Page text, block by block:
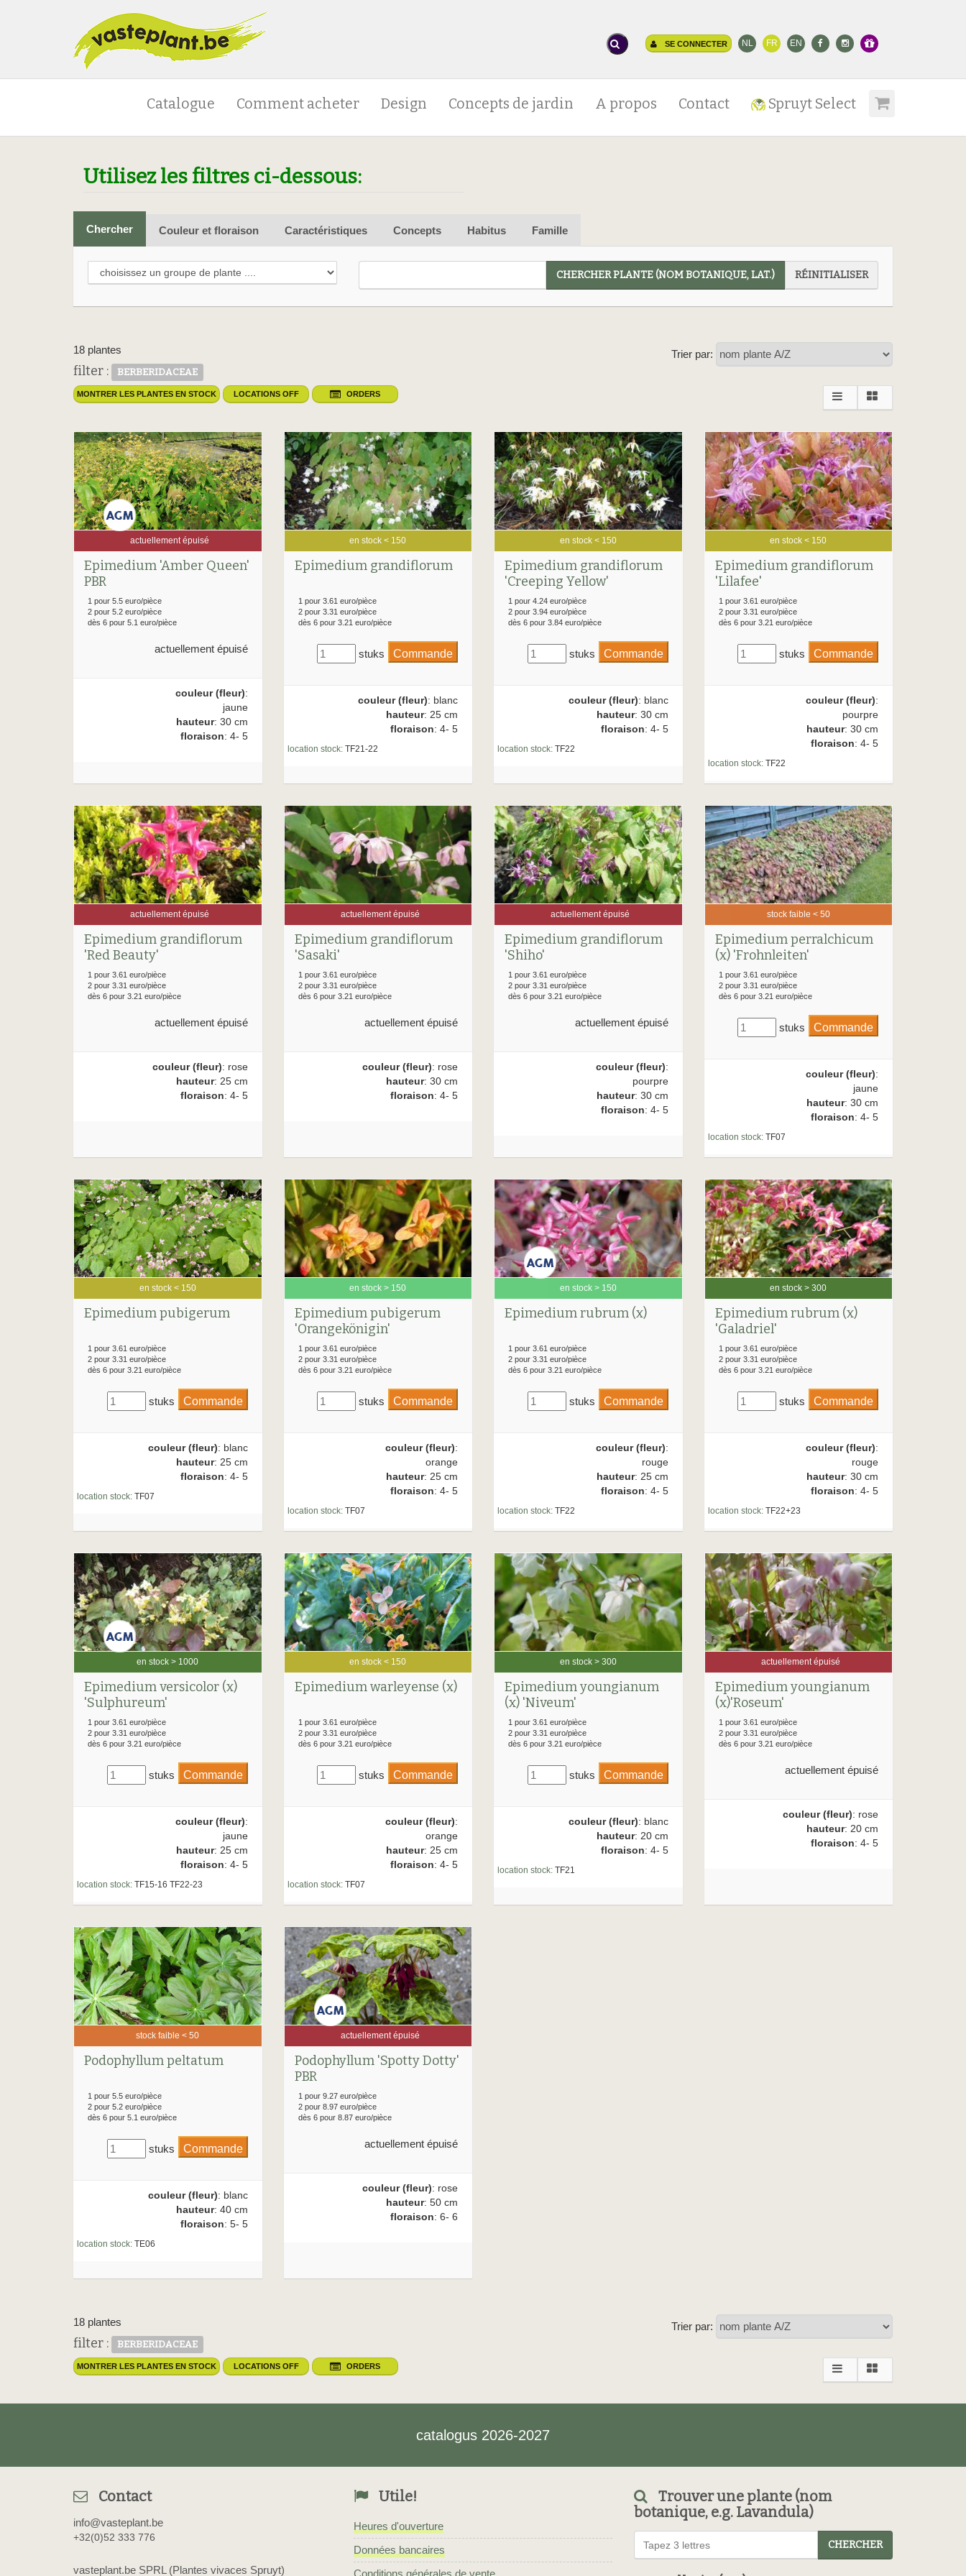
SE CONNECTER NL FR EN
Catalogue Comment acheter Design Concepts de jardin A propos Contact Spruyt Select
Utilisez les filtres ci-dessous:
Chercher Couleur et floraison Caractéristiques Concepts Habitus Famille
CHERCHER PLANTE (NOM BOTANIQUE, LAT.) RÉINITIALISER
18 plantes
filter : BERBERIDACEAE
Trier par:
MONTRER LES PLANTES EN STOCK LOCATIONS OFF ORDERS
actuellement épuisé
Epimedium 'Amber Queen'
PBR
1 pour 5.5 euro/pièce
2 pour 5.2 euro/pièce
dès 6 pour 5.1 euro/pièce
actuellement épuisé
couleur (fleur):
jaune
hauteur: 30 cm
floraison: 4- 5
en stock < 150
Epimedium grandiflorum
1 pour 3.61 euro/pièce
2 pour 3.31 euro/pièce
dès 6 pour 3.21 euro/pièce
stuks
couleur (fleur): blanc
hauteur: 25 cm
floraison: 4- 5
location stock:TF21-22
en stock < 150
Epimedium grandiflorum
'Creeping Yellow'
1 pour 4.24 euro/pièce
2 pour 3.94 euro/pièce
dès 6 pour 3.84 euro/pièce
stuks
couleur (fleur): blanc
hauteur: 30 cm
floraison: 4- 5
location stock: TF22
en stock < 150
Epimedium grandiflorum
'Lilafee'
1 pour 3.61 euro/pièce
2 pour 3.31 euro/pièce
dès 6 pour 3.21 euro/pièce
stuks
couleur (fleur):
pourpre
hauteur: 30 cm
floraison: 4- 5
location stock:TF22
actuellement épuisé
Epimedium grandiflorum
'Red Beauty'
1 pour 3.61 euro/pièce
2 pour 3.31 euro/pièce
dès 6 pour 3.21 euro/pièce
actuellement épuisé
couleur (fleur): rose
hauteur: 25 cm
floraison: 4- 5
actuellement épuisé
Epimedium grandiflorum
'Sasaki'
1 pour 3.61 euro/pièce
2 pour 3.31 euro/pièce
dès 6 pour 3.21 euro/pièce
actuellement épuisé
couleur (fleur): rose
hauteur: 30 cm
floraison: 4- 5
actuellement épuisé
Epimedium grandiflorum
'Shiho'
1 pour 3.61 euro/pièce
2 pour 3.31 euro/pièce
dès 6 pour 3.21 euro/pièce
actuellement épuisé
couleur (fleur):
pourpre
hauteur: 30 cm
floraison: 4- 5
stock faible < 50
Epimedium perralchicum
(x) 'Frohnleiten'
1 pour 3.61 euro/pièce
2 pour 3.31 euro/pièce
dès 6 pour 3.21 euro/pièce
stuks
couleur (fleur):
jaune
hauteur: 30 cm
floraison: 4- 5
location stock:TF07
en stock < 150
Epimedium pubigerum
1 pour 3.61 euro/pièce
2 pour 3.31 euro/pièce
dès 6 pour 3.21 euro/pièce
stuks
couleur (fleur): blanc
hauteur: 25 cm
floraison: 4- 5
location stock: TF07
en stock > 150
Epimedium pubigerum
'Orangekönigin'
1 pour 3.61 euro/pièce
2 pour 3.31 euro/pièce
dès 6 pour 3.21 euro/pièce
stuks
couleur (fleur):
orange
hauteur: 25 cm
floraison: 4- 5
location stock:TF07
en stock > 150
Epimedium rubrum (x)
1 pour 3.61 euro/pièce
2 pour 3.31 euro/pièce
dès 6 pour 3.21 euro/pièce
stuks
couleur (fleur):
rouge
hauteur: 25 cm
floraison: 4- 5
location stock: TF22
en stock > 300
Epimedium rubrum (x)
'Galadriel'
1 pour 3.61 euro/pièce
2 pour 3.31 euro/pièce
dès 6 pour 3.21 euro/pièce
stuks
couleur (fleur):
rouge
hauteur: 30 cm
floraison: 4- 5
location stock:TF22+23
en stock > 1000
Epimedium versicolor (x)
'Sulphureum'
1 pour 3.61 euro/pièce
2 pour 3.31 euro/pièce
dès 6 pour 3.21 euro/pièce
stuks
couleur (fleur):
jaune
hauteur: 25 cm
floraison: 4- 5
location stock: TF15-16 TF22-23
en stock < 150
Epimedium warleyense (x)
1 pour 3.61 euro/pièce
2 pour 3.31 euro/pièce
dès 6 pour 3.21 euro/pièce
stuks
couleur (fleur):
orange
hauteur: 25 cm
floraison: 4- 5
location stock:TF07
en stock > 300
Epimedium youngianum
(x) 'Niveum'
1 pour 3.61 euro/pièce
2 pour 3.31 euro/pièce
dès 6 pour 3.21 euro/pièce
stuks
couleur (fleur): blanc
hauteur: 20 cm
floraison: 4- 5
location stock: TF21
actuellement épuisé
Epimedium youngianum
(x)'Roseum'
1 pour 3.61 euro/pièce
2 pour 3.31 euro/pièce
dès 6 pour 3.21 euro/pièce
actuellement épuisé
couleur (fleur): rose
hauteur: 20 cm
floraison: 4- 5
stock faible < 50
Podophyllum peltatum
1 pour 5.5 euro/pièce
2 pour 5.2 euro/pièce
dès 6 pour 5.1 euro/pièce
stuks
couleur (fleur): blanc
hauteur: 40 cm
floraison: 5- 5
location stock: TE06
actuellement épuisé
Podophyllum 'Spotty Dotty'
PBR
1 pour 9.27 euro/pièce
2 pour 8.97 euro/pièce
dès 6 pour 8.87 euro/pièce
actuellement épuisé
couleur (fleur): rose
hauteur: 50 cm
floraison: 6- 6
18 plantes
filter : BERBERIDACEAE
Trier par:
MONTRER LES PLANTES EN STOCK LOCATIONS OFF ORDERS
catalogus 2026-2027
Contact
info@vasteplant.be
+32(0)52 333 776
vasteplant.be SPRL (Plantes vivaces Spruyt)
Utile!
Heures d'ouverture
Données bancaires
Conditions générales de vente
Trouver une plante (nom
botanique, e.g. Lavandula)
CHERCHER